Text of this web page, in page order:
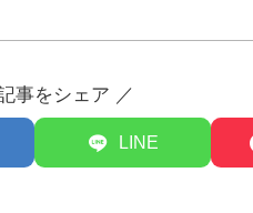
事をシェア ／
LINE